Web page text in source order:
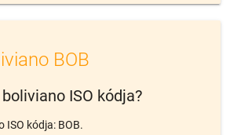
BOB
ISO kódja?
ISO kódja: BOB.